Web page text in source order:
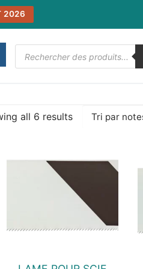
2026
Recherche
de
produits
all 6 results